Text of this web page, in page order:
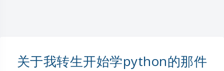
关于我转生开始学python的那件